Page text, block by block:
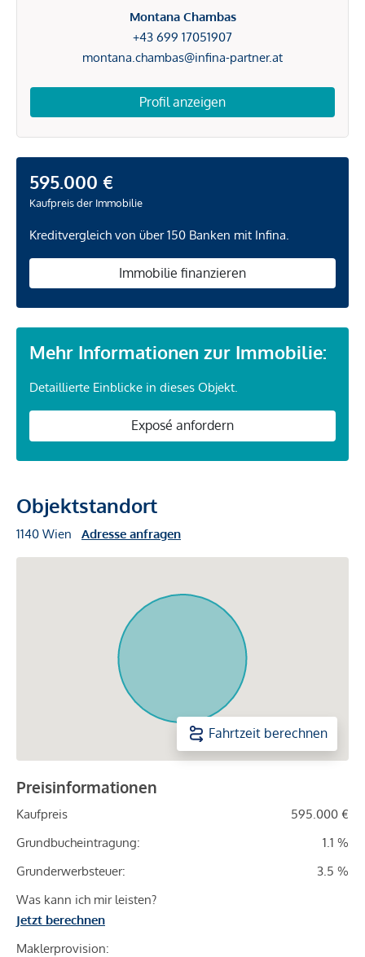
Montana Chambas
+43 699 17051907
montana.chambas@infina-partner.at
Profil anzeigen
595.000 €
Kaufpreis der Immobilie
Kreditvergleich von über 150 Banken mit Infina.
Immobilie finanzieren
Mehr Informationen zur Immobilie:
Detaillierte Einblicke in dieses Objekt.
Exposé anfordern
Objektstandort
1140 Wien Adresse anfragen
Fahrtzeit berechnen
Preisinformationen
Kaufpreis
595.000 €
Grundbucheintragung:
1.1 %
Grunderwerbsteuer:
3.5 %
Was kann ich mir leisten?
Jetzt berechnen
Maklerprovision: